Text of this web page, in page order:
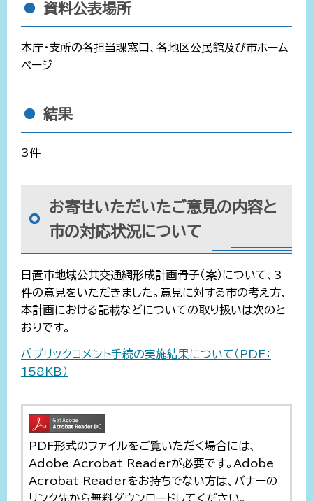
資料公表場所
本庁・支所の各担当課窓口、各地区公民館及び市ホーム
ページ
結果
3件
お寄せいただいたご意見の内容と
市の対応状況について
日置市地域公共交通網形成計画骨子（案）について、3
件の意見をいただきました。意見に対する市の考え方、
本計画における記載などについての取り扱いは次のと
おりです。
パブリックコメント手続の実施結果について（PDF：
158KB）
PDF形式のファイルをご覧いただく場合には、
Adobe Acrobat Readerが必要です。Adobe
Acrobat Readerをお持ちでない方は、バナーの
リンク先から無料ダウンロードしてください。